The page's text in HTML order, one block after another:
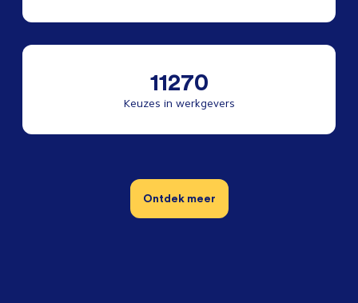
11270
Keuzes in werkgevers
Ontdek meer